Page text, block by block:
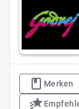
Merken